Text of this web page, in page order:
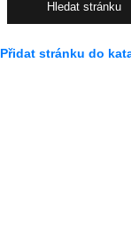
Přidat stránku do